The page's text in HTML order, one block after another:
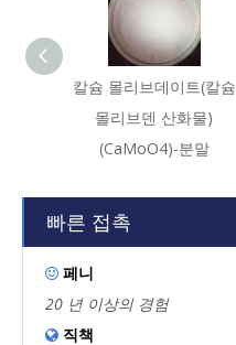
칼슘 몰리브데이트(칼슘
몰리브덴 산화물)
(CaMoO4)-분말
빠른 접촉
 페니
20 년 이상의 경험
 직책